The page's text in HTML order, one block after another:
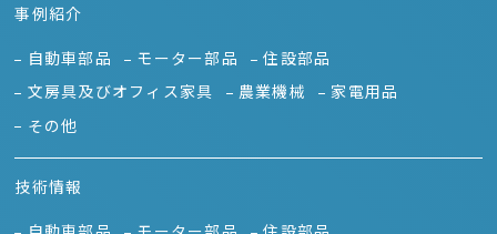
事例紹介
自動車部品 モーター部品
住設部品
文房具及びオフィス家具
農業機械
家電用品
その他
技術情報